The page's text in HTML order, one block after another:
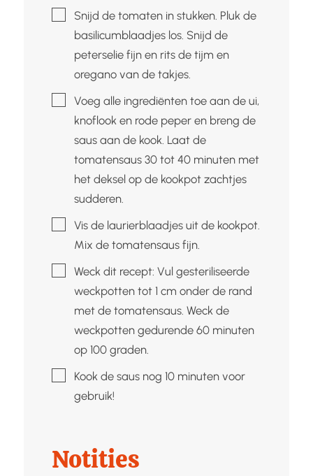
▢Snijd de tomaten in stukken. Pluk de
basilicumblaadjes los. Snijd de
peterselie fijn en rits de tijm en
oregano van de takjes.
▢Voeg alle ingrediënten toe aan de ui,
knoflook en rode peper en breng de
saus aan de kook. Laat de
tomatensaus 30 tot 40 minuten met
het deksel op de kookpot zachtjes
sudderen.
▢Vis de laurierblaadjes uit de kookpot.
Mix de tomatensaus fijn.
▢Weck dit recept: Vul gesteriliseerde
weckpotten tot 1 cm onder de rand
met de tomatensaus. Weck de
weckpotten gedurende 60 minuten
op 100 graden.
▢Kook de saus nog 10 minuten voor
gebruik!
Notities